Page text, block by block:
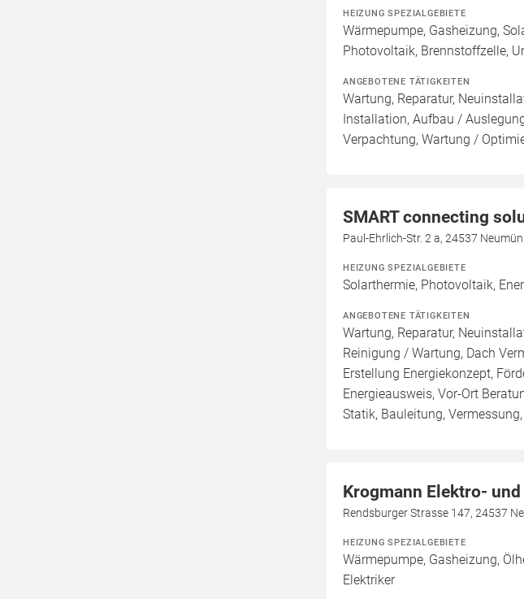
HEIZUNG SPEZIALGEBIETE
Wärmepumpe, Gasheizung,
Photovoltaik, Brennstoffzelle,
ANGEBOTENE TÄTIGKEITEN
Wartung, Reparatur,
Installation, Aufbau /
Verpachtung, Wartung /
SMART connecting
Paul-Ehrlich-Str. 2 a, 24537
HEIZUNG SPEZIALGEBIETE
Solarthermie, Photovoltaik,
ANGEBOTENE TÄTIGKEITEN
Wartung, Reparatur,
Reinigung / Wartung, Dach
Erstellung Energiekonzept,
Energieausweis, Vor-Ort
Statik, Bauleitung,
Krogmann Elektro-
Rendsburger Strasse 147, 24537
HEIZUNG SPEZIALGEBIETE
Wärmepumpe, Gasheizung,
Elektriker